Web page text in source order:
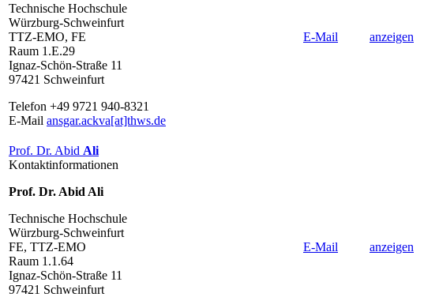
Technische Hochschule
Würzburg-Schweinfurt
TTZ-EMO, FE
Raum 1.E.29
Ignaz-Schön-Straße 11
97421 Schweinfurt
Telefon +49 9721 940-8321
E-Mail ansgar.ackva[at]thws.de
E-Mail anzeigen
Prof. Dr. Abid Ali
Kontaktinformationen
Prof. Dr. Abid Ali
Technische Hochschule
Würzburg-Schweinfurt
FE, TTZ-EMO
Raum 1.1.64
Ignaz-Schön-Straße 11
97421 Schweinfurt
E-Mail anzeigen